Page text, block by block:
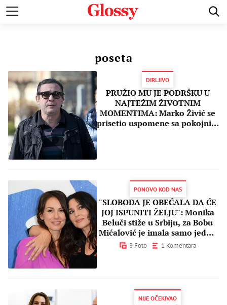
POZNATI MODA I LEPOTA ZDRAVI I SREĆNI LJUBAV
poseta
DIRLJIVO
PRUŽIO MU JE PODRŠKU U
NAJTEŽIM ŽIVOTNIM
MOMENTIMA: Marko Živić se
prisetio uspomene sa pokojnim
PONOVO KOD NAS
"SLOBODA JE OBEĆALA DA ĆE
JOJ ISPUNITI ŽELJU": Monika
Beluči stiže u Srbiju, za Bobu
Mićalović je imala samo jednu
molbu
8 Foto 1 Komentara
NIJE OČEKIVAO